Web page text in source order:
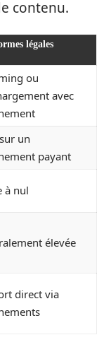
contenu.
légales
ou
avec
un
payant
à nul
élevée
direct via